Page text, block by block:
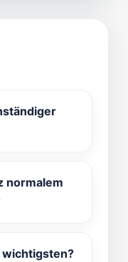
normalem
wichtigsten?